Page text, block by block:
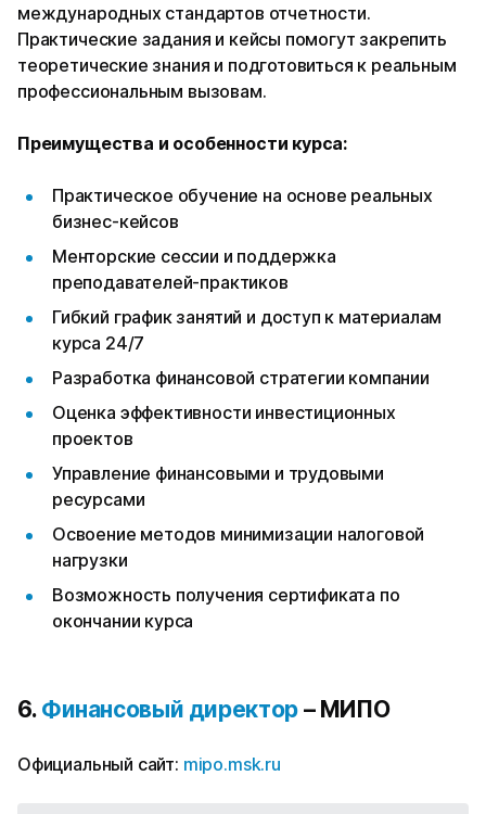
международных стандартов отчетности.
Практические задания и кейсы помогут закрепить
теоретические знания и подготовиться к реальным
профессиональным вызовам.
Преимущества и особенности курса:
Практическое обучение на основе реальных
бизнес-кейсов
Менторские сессии и поддержка
преподавателей-практиков
Гибкий график занятий и доступ к материалам
курса 24/7
Разработка финансовой стратегии компании
Оценка эффективности инвестиционных
проектов
Управление финансовыми и трудовыми
ресурсами
Освоение методов минимизации налоговой
нагрузки
Возможность получения сертификата по
окончании курса
6. Финансовый директор– МИПО
Официальный сайт: mipo.msk.ru